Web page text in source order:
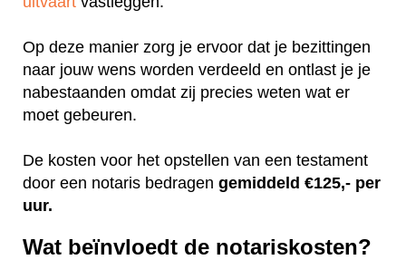
Op deze manier zorg je ervoor dat je bezittingen
naar jouw wens worden verdeeld en ontlast je je
nabestaanden omdat zij precies weten wat er
moet gebeuren.
De kosten voor het opstellen van een testament
door een notaris bedragen gemiddeld €125,- per
uur.
Wat beïnvloedt de notariskosten?